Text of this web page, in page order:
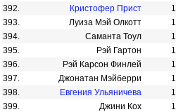
392.
Кристофер Прист 1
393.
Луиза Мэй Олкотт 1
394.
Саманта Тоул 1
395.
Рэй Гартон 1
396.
Рэй Карсон Финлей 1
397.
Джонатан Мэйберри 1
398.
Евгения Ульяничева 1
399.
Джини Кох 1